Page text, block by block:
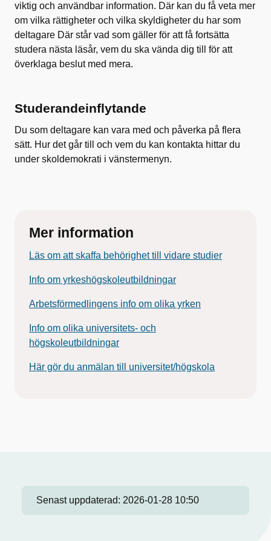
viktig och användbar information. Där kan du få veta mer
om vilka rättigheter och vilka skyldigheter du har som
deltagare Där står vad som gäller för att få fortsätta
studera nästa läsår, vem du ska vända dig till för att
överklaga beslut med mera.
Studerandeinflytande
Du som deltagare kan vara med och påverka på flera
sätt. Hur det går till och vem du kan kontakta hittar du
under skoldemokrati i vänstermenyn.
Mer information
Läs om att skaffa behörighet till vidare studier
Info om yrkeshögskoleutbildningar
Arbetsförmedlingens info om olika yrken
Info om olika universitets- och
högskoleutbildningar
Här gör du anmälan till universitet/högskola
Senast uppdaterad: 2026-01-28 10:50